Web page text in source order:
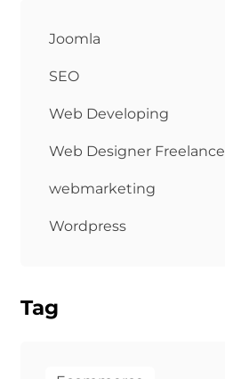
Joomla
SEO
Web Developing
Web Designer Freelance
webmarketing
Wordpress
Tag